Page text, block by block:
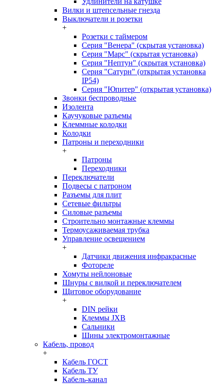
Вилки и штепсельные гнезда
Выключатели и розетки
+
Розетки с таймером
Серия "Венера" (скрытая установка)
Серия "Марс" (скрытая установка)
Серия "Нептун" (скрытая установка)
Серия "Сатурн" (открытая установка
IP54)
Серия "Юпитер" (открытая установка)
Звонки беспроводные
Изолента
Каучуковые разъемы
Клеммные колодки
Колодки
Патроны и переходники
+
Патроны
Переходники
Переключатели
Подвесы с патроном
Разъемы для плит
Сетевые фильтры
Силовые разъемы
Строительно монтажные клеммы
Термоусаживаемая трубка
Управление освещением
+
Датчики движения инфракрасные
Фотореле
Хомуты нейлоновые
Шнуры с вилкой и переключателем
Щитовое оборудование
+
DIN рейки
Клеммы JXB
Сальники
Шины электромонтажные
Кабель, провод
+
Кабель ГОСТ
Кабель ТУ
Кабель-канал